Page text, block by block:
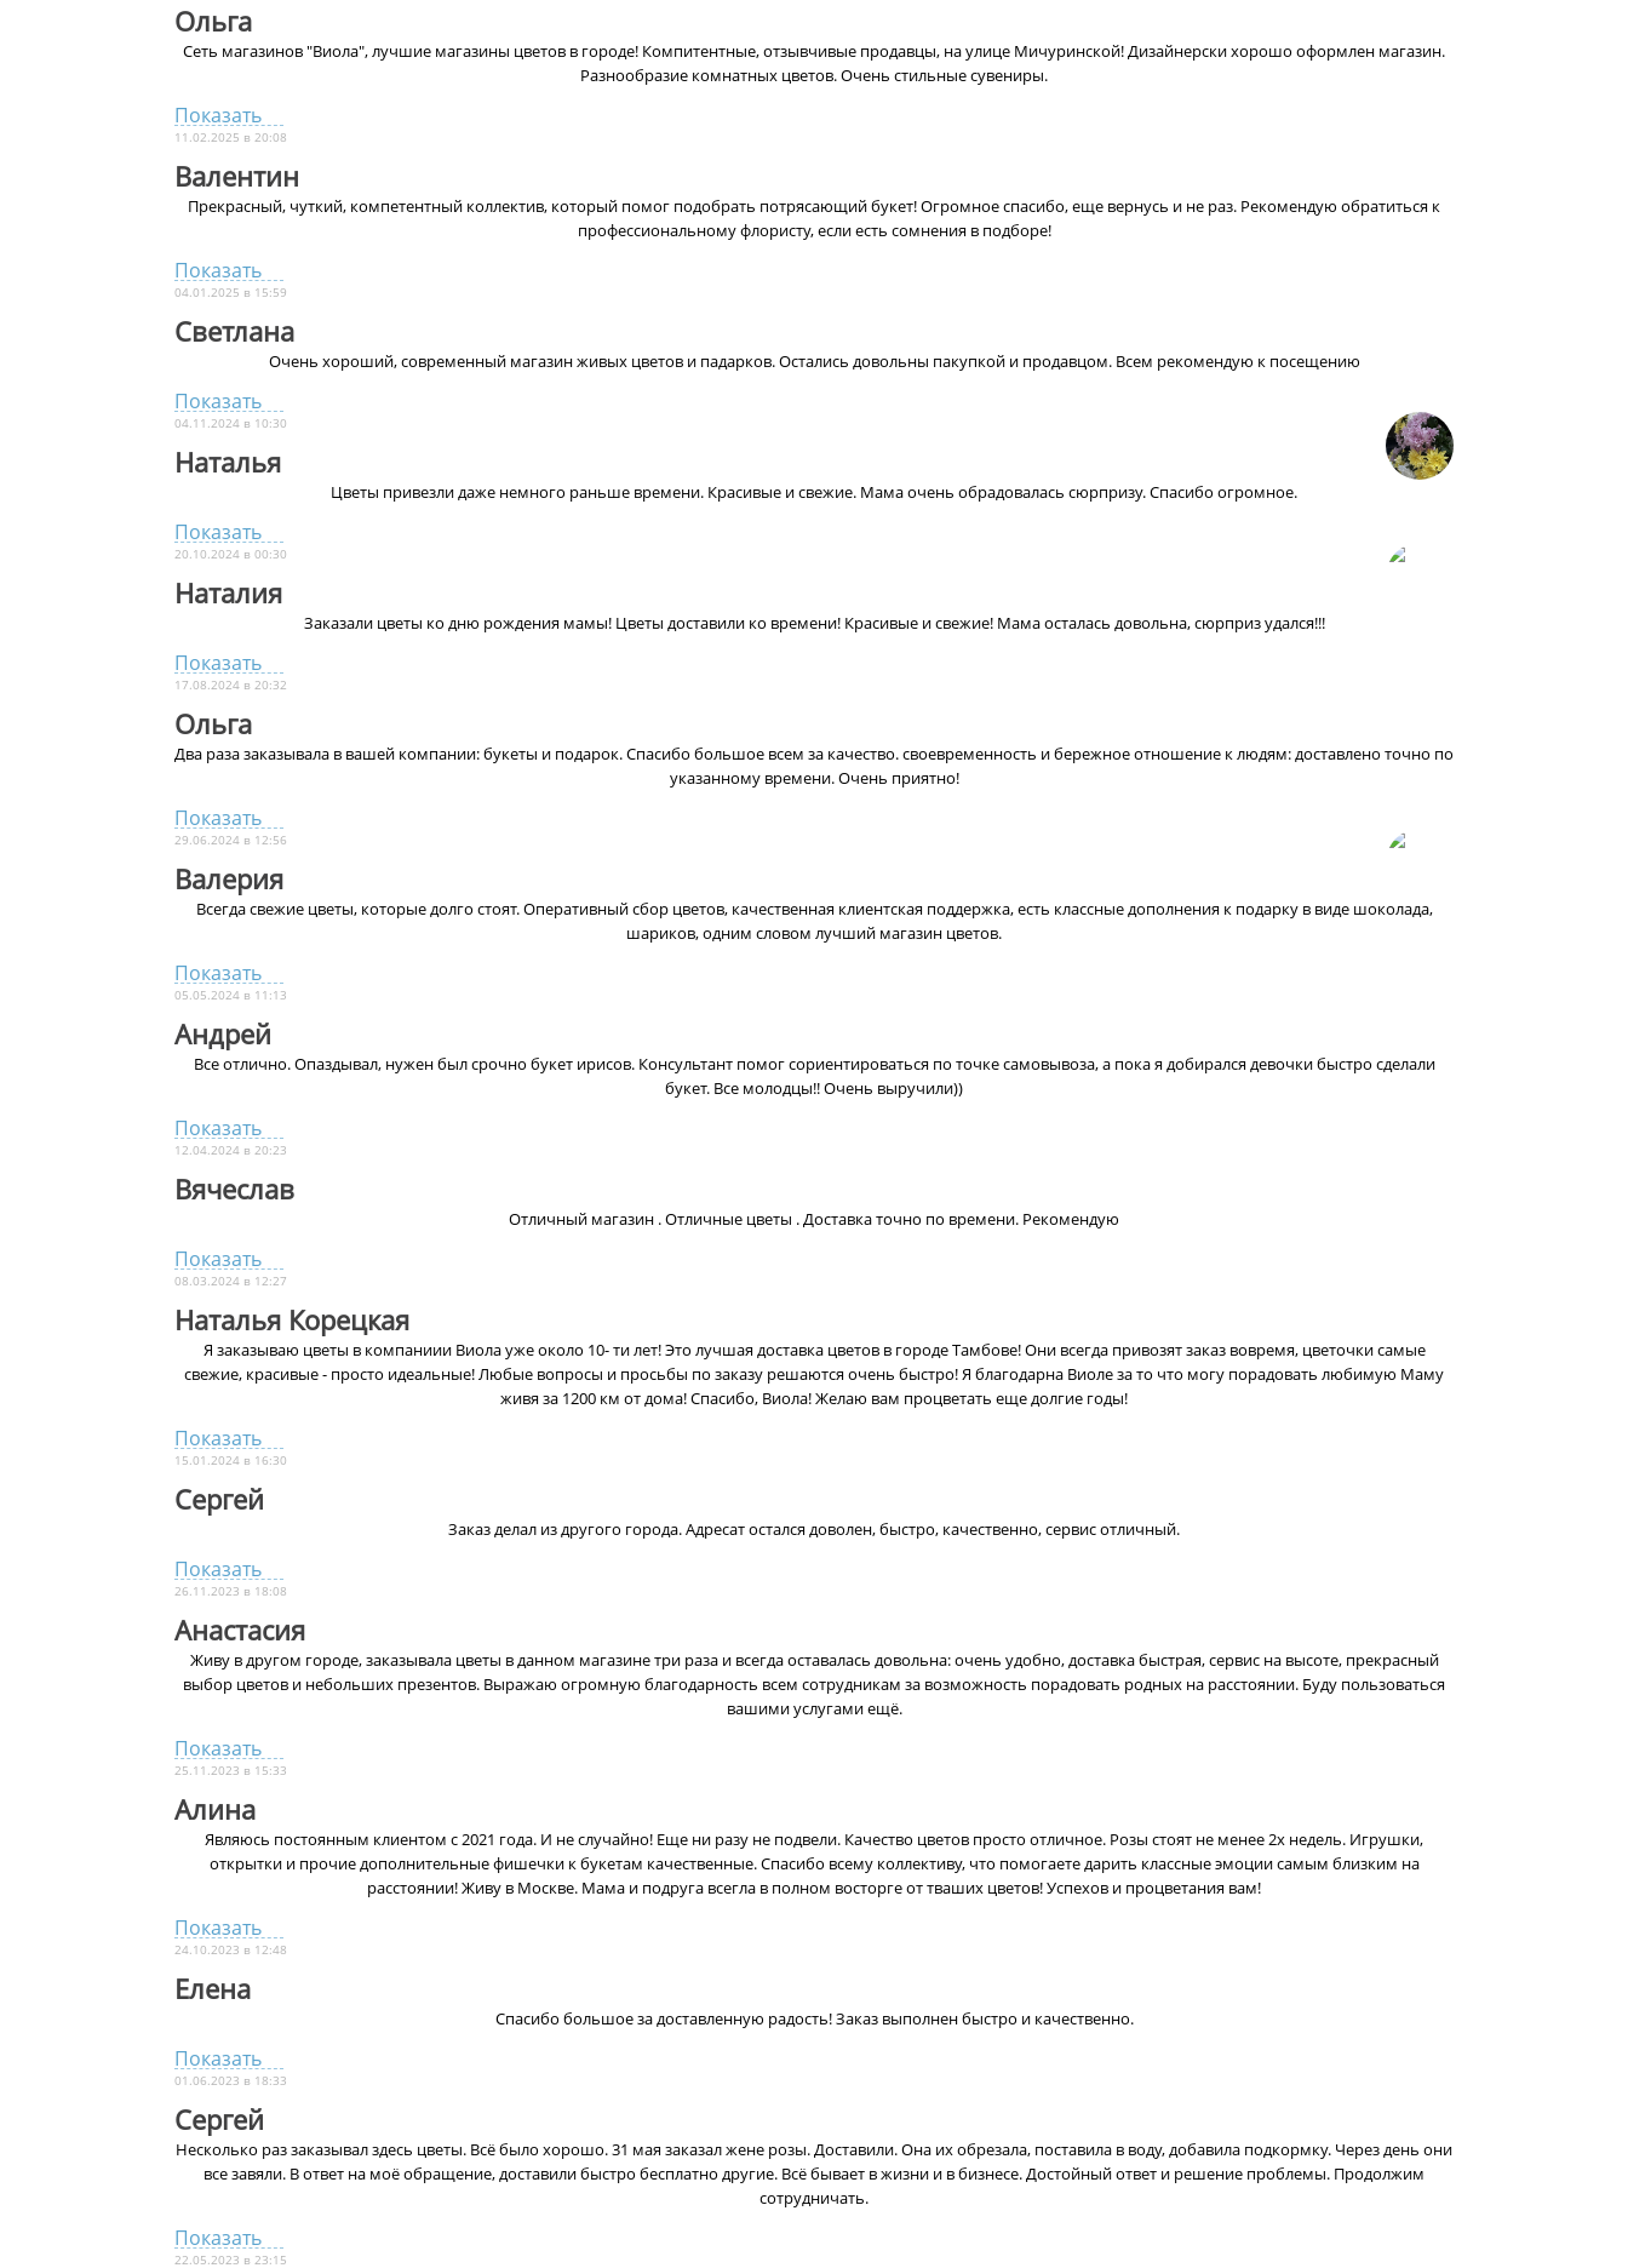
Ольга
Сеть магазинов "Виола", лучшие магазины цветов в городе! Компитентные, отзывчивые продавцы, на улице Мичуринской! Дизайнерски хорошо оформлен магазин.
Разнообразие комнатных цветов. Очень стильные сувениры.
Показать
Валентин
11.02.2025 в 20:08
Прекрасный, чуткий, компетентный коллектив, который помог подобрать потрясающий букет! Огромное спасибо, еще вернусь и не раз. Рекомендую обратиться к
профессиональному флористу, если есть сомнения в подборе!
Показать
Светлана
04.01.2025 в 15:59
Очень хороший, современный магазин живых цветов и падарков. Остались довольны пакупкой и продавцом. Всем рекомендую к посещению
Показать
Наталья
04.11.2024 в 10:30
Цветы привезли даже немного раньше времени. Красивые и свежие. Мама очень обрадовалась сюрпризу. Спасибо огромное.
Показать
Наталия
20.10.2024 в 00:30
Заказали цветы ко дню рождения мамы! Цветы доставили ко времени! Красивые и свежие! Мама осталась довольна, сюрприз удался!!!
Показать
Ольга
17.08.2024 в 20:32
Два раза заказывала в вашей компании: букеты и подарок. Спасибо большое всем за качество. своевременность и бережное отношение к людям: доставлено точно по
указанному времени. Очень приятно!
Показать
Валерия
29.06.2024 в 12:56
Всегда свежие цветы, которые долго стоят. Оперативный сбор цветов, качественная клиентская поддержка, есть классные дополнения к подарку в виде шоколада,
шариков, одним словом лучший магазин цветов.
Показать
Андрей
05.05.2024 в 11:13
Все отлично. Опаздывал, нужен был срочно букет ирисов. Консультант помог сориентироваться по точке самовывоза, а пока я добирался девочки быстро сделали
букет. Все молодцы!! Очень выручили))
Показать
Вячеслав
12.04.2024 в 20:23
Отличный магазин . Отличные цветы . Доставка точно по времени. Рекомендую
Показать
Наталья Корецкая
08.03.2024 в 12:27
Я заказываю цветы в компаниии Виола уже около 10- ти лет! Это лучшая доставка цветов в городе Тамбове! Они всегда привозят заказ вовремя, цветочки самые
свежие, красивые - просто идеальные! Любые вопросы и просьбы по заказу решаются очень быстро! Я благодарна Виоле за то что могу порадовать любимую Маму
живя за 1200 км от дома! Спасибо, Виола! Желаю вам процветать еще долгие годы!
Показать
Сергей
15.01.2024 в 16:30
Заказ делал из другого города. Адресат остался доволен, быстро, качественно, сервис отличный.
Показать
Анастасия
26.11.2023 в 18:08
Живу в другом городе, заказывала цветы в данном магазине три раза и всегда оставалась довольна: очень удобно, доставка быстрая, сервис на высоте, прекрасный
выбор цветов и небольших презентов. Выражаю огромную благодарность всем сотрудникам за возможность порадовать родных на расстоянии. Буду пользоваться
вашими услугами ещё.
Показать
Алина
25.11.2023 в 15:33
Являюсь постоянным клиентом с 2021 года. И не случайно! Еще ни разу не подвели. Качество цветов просто отличное. Розы стоят не менее 2х недель. Игрушки,
открытки и прочие дополнительные фишечки к букетам качественные. Спасибо всему коллективу, что помогаете дарить классные эмоции самым близким на
расстоянии! Живу в Москве. Мама и подруга всегла в полном восторге от тваших цветов! Успехов и процветания вам!
Показать
Елена
24.10.2023 в 12:48
Спасибо большое за доставленную радость! Заказ выполнен быстро и качественно.
Показать
Сергей
01.06.2023 в 18:33
Несколько раз заказывал здесь цветы. Всё было хорошо. 31 мая заказал жене розы. Доставили. Она их обрезала, поставила в воду, добавила подкормку. Через день они
все завяли. В ответ на моё обращение, доставили быстро бесплатно другие. Всё бывает в жизни и в бизнесе. Достойный ответ и решение проблемы. Продолжим
сотрудничать.
Показать
22.05.2023 в 23:15